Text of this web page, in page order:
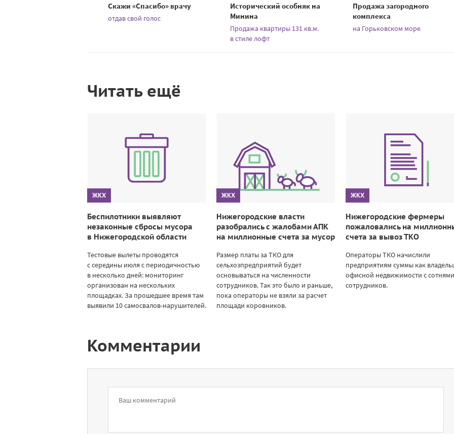
Скажи «Спасибо» врачу
отдав свой голос
Исторический особняк на
Минина
Продажа квартиры 131 кв.м.
в стиле лофт
Продажа загородного
комплекса
на Горьковском море
Читать ещё
ЖКХ
Беспилотники выявляют
незаконные сбросы мусора
в Нижегородской области
Тестовые вылеты проводятся
с середины июля с периодичностью
в несколько дней: мониторинг
организован на нескольких
площадках. За прошедшее время там
выявили 10 самосвалов-нарушителей.
ЖКХ
Нижегородские власти
разобрались с жалобами АПК
на миллионные счета за мусор
Размер платы за ТКО для
сельхозпредприятий будет
основываться на численности
сотрудников. Так это было и раньше,
пока операторы не взяли за расчет
площади коровников.
ЖКХ
Нижегородские фермеры
пожаловались на
счета за вывоз ТКО
Операторы ТКО начислили
предприятиям суммы как
офисной недвижимости с сотнями
сотрудников.
Комментарии